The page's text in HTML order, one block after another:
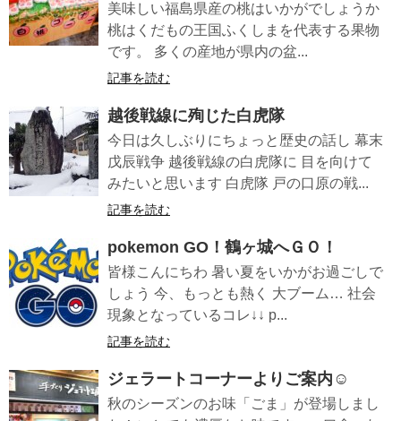
美味しい福島県産の桃はいかがでしょうか
桃はくだもの王国ふくしまを代表する果物
です。 多くの産地が県内の盆...
記事を読む
越後戦線に殉じた白虎隊
今日は久しぶりにちょっと歴史の話し 幕末
戊辰戦争 越後戦線の白虎隊に 目を向けて
みたいと思います 白虎隊 戸の口原の戦...
記事を読む
pokemon GO！鶴ヶ城へＧＯ！
皆様こんにちわ 暑い夏をいかがお過ごしで
しょう 今、もっとも熱く 大ブーム… 社会
現象となっているコレ↓↓ p...
記事を読む
ジェラートコーナーよりご案内☺️
秋のシーズンのお味「ごま」が登場しまし